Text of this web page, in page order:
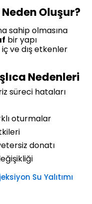
Oluşur?
sahip olmasına
bir yapı
ve dış etkenler
Nedenleri
süreci hataları
oturmalar
donatı
Su Yalıtımı